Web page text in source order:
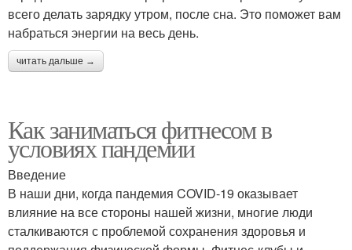
всего делать зарядку утром, после сна. Это поможет вам
набраться энергии на весь день.
читать дальше →
Как заниматься фитнесом в
условиях пандемии
Введение
В наши дни, когда пандемия COVID-19 оказывает
влияние на все стороны нашей жизни, многие люди
сталкиваются с проблемой сохранения здоровья и